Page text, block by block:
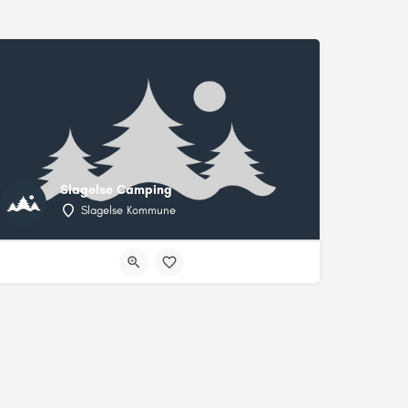
Slagelse Camping
Slagelse Kommune